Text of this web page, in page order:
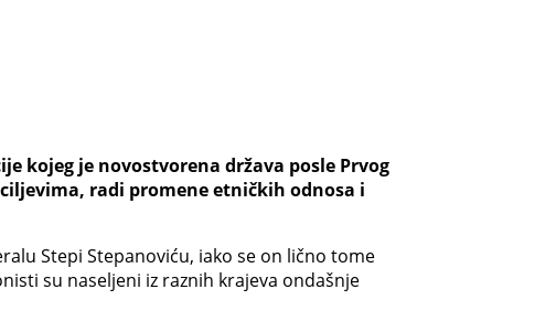
kojeg je novostvorena država posle Prvog
radi promene etničkih odnosa i
Stepi Stepanoviću, iako se on lično tome
su naseljeni iz raznih krajeva ondašnje